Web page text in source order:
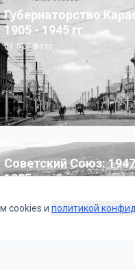
Губернаторство
1905 - 1945 гг
820фото
Советский Союз:
1985 гг
cookies и политикой